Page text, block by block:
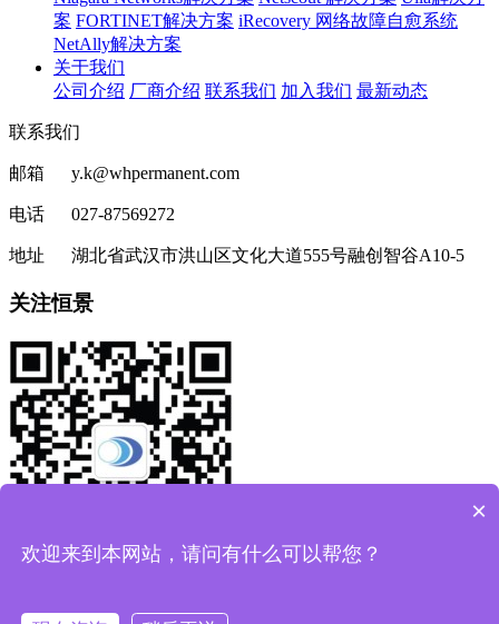
案 FORTINET解决方案 iRecovery 网络故障自愈系统
NetAlly解决方案
关于我们
公司介绍 厂商介绍 联系我们 加入我们 最新动态
联系我们
邮箱 y.k@whpermanent.com
电话 027-87569272
地址 湖北省武汉市洪山区文化大道555号融创智谷A10-5
关注恒景
×
欢迎来到本网站，请问有什么可以帮您？